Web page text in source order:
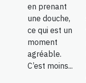
en prenant
une douche,
ce qui est un
moment
agréable.
C’est moins...